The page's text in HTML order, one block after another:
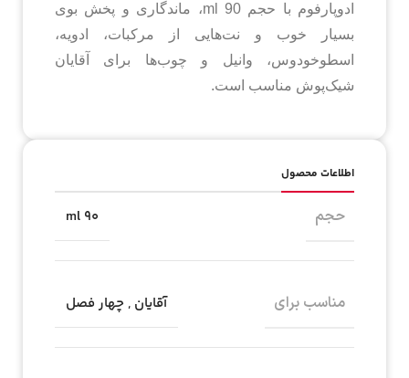
ادوپارفوم با حجم 90 ml، ماندگاری و پخش بوی
بسیار خوب و نت‌هایی از مرکبات، ادویه،
اسطوخودوس، وانیل و چوب‌ها برای آقایان
شیک‌پوش مناسب است.
اطلاعات محصول
حجم 90 ml
مناسب برای آقایان , چهار فصل